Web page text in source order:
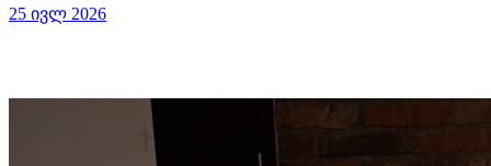
25 ივლ 2026